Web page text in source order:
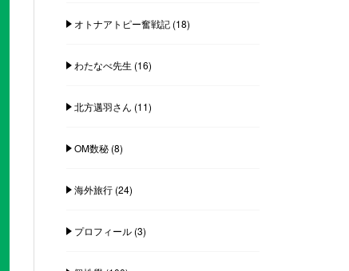
オトナアトピー奮戦記(18)
わたなべ先生 (16)
北方邁羽さん (11)
OM数秘(8)
海外旅行(24)
プロフィール(3)